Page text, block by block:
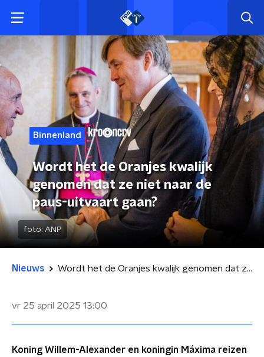
Binnenland
Wordt het de Oranjes kwalijk
genomen dat ze niet naar de
paus-uitvaart gaan?
foto: ANP
Nieuws Wordt het de Oranjes kwalijk genomen dat ze niet naar de paus-uitvaart gaan?
vr 25 april 2025 13:00
Koning Willem-Alexander en koningin Máxima reizen